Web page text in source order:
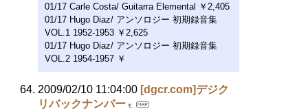
01/17 Carle Costa/ Guitarra Elemental ￥2,405
01/17 Hugo Diaz/ アンソロジー 初期録音集
VOL.1 1952-1953 ￥2,625
01/17 Hugo Diaz/ アンソロジー 初期録音集
VOL.2 1954-1957 ￥
2009/02/10 11:04:00 [dgcr.com]デジク
リバックナンバー